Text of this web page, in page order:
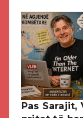
Pas Sarajit,